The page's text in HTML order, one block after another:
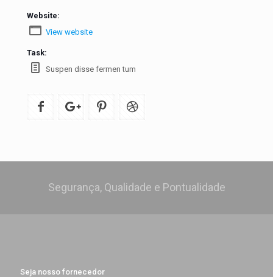
Website:
View website
Task:
Suspen disse fermen tum
Segurança, Qualidade e Pontualidade
Seja nosso fornecedor